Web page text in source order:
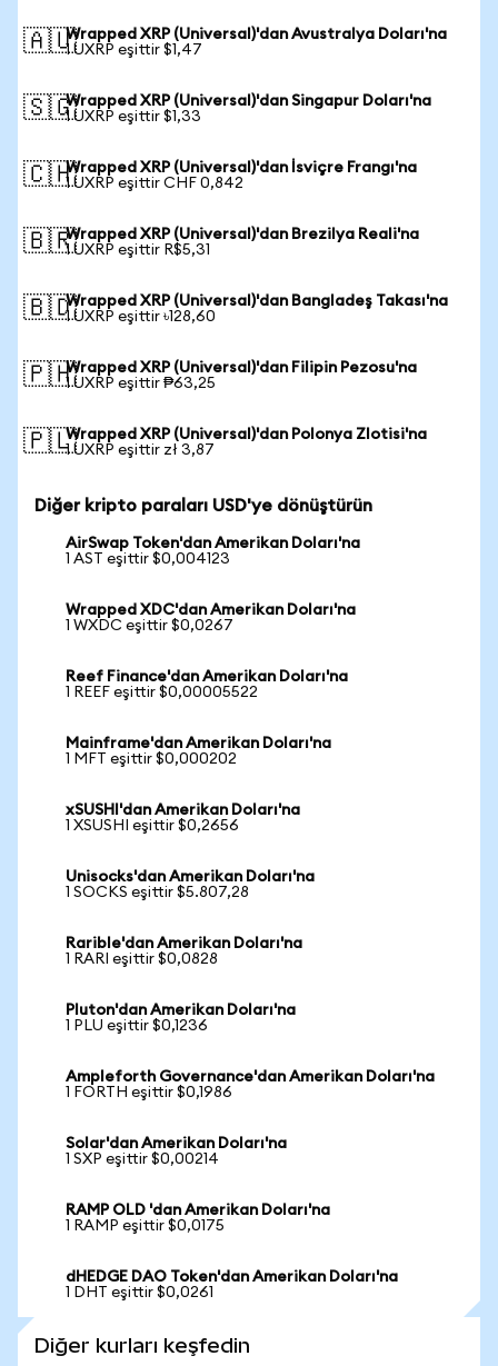
🇦🇺Wrapped XRP (Universal)'dan Avustralya Doları'na
1 UXRP eşittir $1,47
🇸🇬Wrapped XRP (Universal)'dan Singapur Doları'na
1 UXRP eşittir $1,33
🇨🇭Wrapped XRP (Universal)'dan İsviçre Frangı'na
1 UXRP eşittir CHF 0,842
🇧🇷Wrapped XRP (Universal)'dan Brezilya Reali'na
1 UXRP eşittir R$5,31
🇧🇩Wrapped XRP (Universal)'dan Bangladeş Takası'na
1 UXRP eşittir ৳128,60
🇵🇭Wrapped XRP (Universal)'dan Filipin Pezosu'na
1 UXRP eşittir ₱63,25
🇵🇱Wrapped XRP (Universal)'dan Polonya Zlotisi'na
1 UXRP eşittir zł 3,87
Diğer kripto paraları USD'ye dönüştürün
AirSwap Token'dan Amerikan Doları'na
1 AST eşittir $0,004123
Wrapped XDC'dan Amerikan Doları'na
1 WXDC eşittir $0,0267
Reef Finance'dan Amerikan Doları'na
1 REEF eşittir $0,00005522
Mainframe'dan Amerikan Doları'na
1 MFT eşittir $0,000202
xSUSHI'dan Amerikan Doları'na
1 XSUSHI eşittir $0,2656
Unisocks'dan Amerikan Doları'na
1 SOCKS eşittir $5.807,28
Rarible'dan Amerikan Doları'na
1 RARI eşittir $0,0828
Pluton'dan Amerikan Doları'na
1 PLU eşittir $0,1236
Ampleforth Governance'dan Amerikan Doları'na
1 FORTH eşittir $0,1986
Solar'dan Amerikan Doları'na
1 SXP eşittir $0,00214
RAMP OLD 'dan Amerikan Doları'na
1 RAMP eşittir $0,0175
dHEDGE DAO Token'dan Amerikan Doları'na
1 DHT eşittir $0,0261
Diğer kurları keşfedin